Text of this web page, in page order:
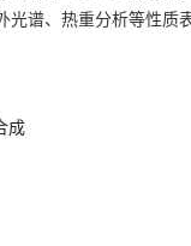
光谱、热重分析等性质
成